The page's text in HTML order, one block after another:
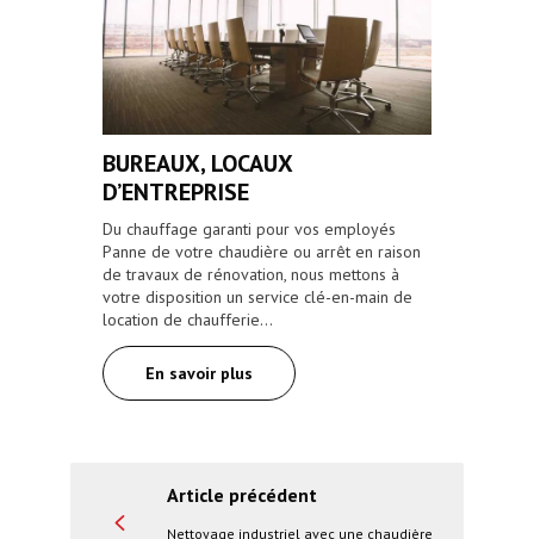
BUREAUX, LOCAUX
D’ENTREPRISE
Du chauffage garanti pour vos employés
Panne de votre chaudière ou arrêt en raison
de travaux de rénovation, nous mettons à
votre disposition un service clé-en-main de
location de chaufferie…
En savoir plus
Article précédent
Nettoyage industriel avec une chaudière